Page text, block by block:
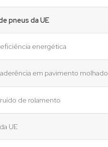
pneus da UE
energética
em pavimento molhado
de rolamento
UE